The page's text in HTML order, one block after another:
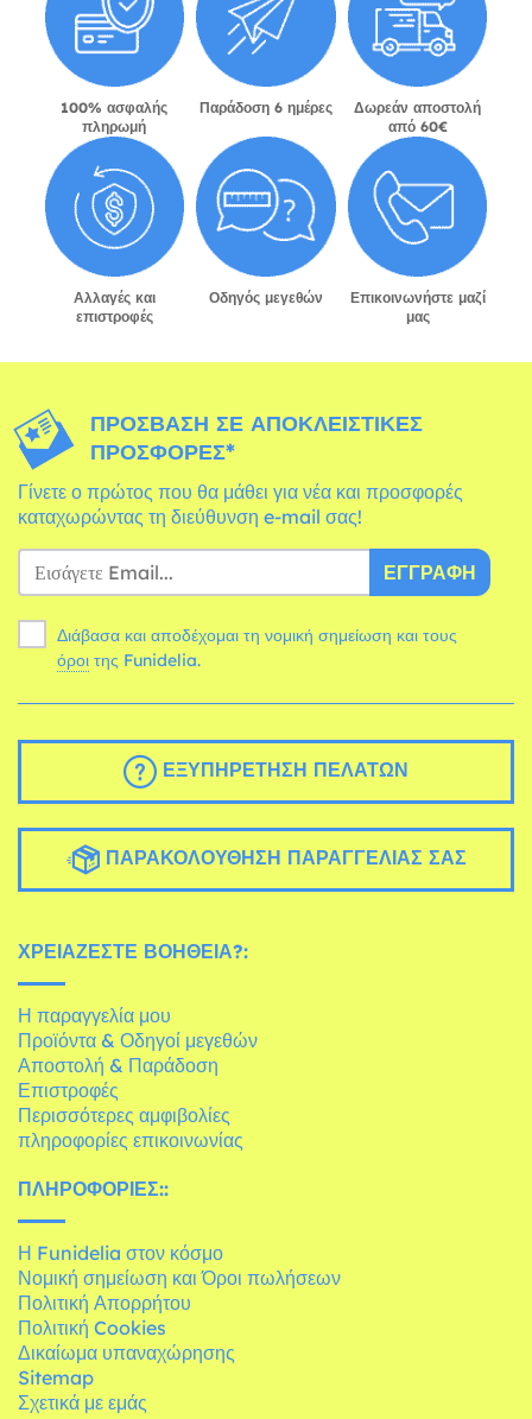
100% ασφαλής
πληρωμή
Παράδοση 6 ημέρες
Δωρεάν αποστολή
από 60€
Αλλαγές και
επιστροφές
Οδηγός μεγεθών
Επικοινωνήστε μαζί
μας
ΠΡΌΣΒΑΣΗ ΣΕ ΑΠΟΚΛΕΙΣΤΙΚΈΣ
ΠΡΟΣΦΟΡΈΣ*
Γίνετε ο πρώτος που θα μάθει για νέα και προσφορές
καταχωρώντας τη διεύθυνση e-mail σας!
ΕΓΓΡΑΦΉ
Διάβασα και αποδέχομαι τη νομική σημείωση και τους
όροι της Funidelia.
ΕΞΥΠΗΡΈΤΗΣΗ ΠΕΛΑΤΏΝ
ΠΑΡΑΚΟΛΟΎΘΗΣΗ ΠΑΡΑΓΓΕΛΊΑΣ ΣΑΣ
ΧΡΕΙΆΖΕΣΤΕ ΒΟΉΘΕΙΑ?:
Η παραγγελία μου
Προϊόντα & Οδηγοί μεγεθών
Αποστολή & Παράδοση
Επιστροφές
Περισσότερες αμφιβολίες
πληροφορίες επικοινωνίας
ΠΛΗΡΟΦΟΡΊΕΣ::
Η Funidelia στον κόσμο
Νομική σημείωση και Όροι πωλήσεων
Πολιτική Απορρήτου
Πολιτική Cookies
Δικαίωμα υπαναχώρησης
Sitemap
Σχετικά με εμάς